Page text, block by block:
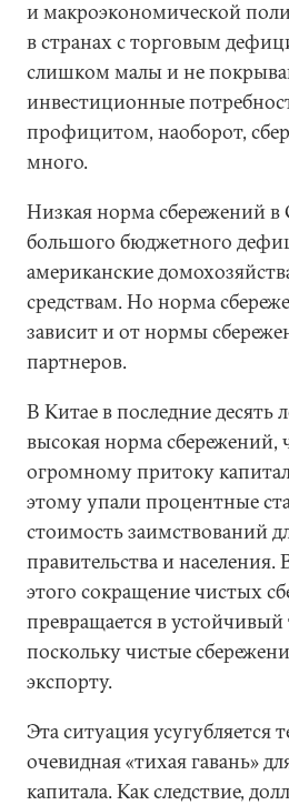
и макроэкономической
в странах с торговым
слишком малы и не
инвестиционные
профицитом, наоборот,
много.
Низкая норма сбережений
большого бюджетного
американские
средствам. Но норма
зависит и от нормы
партнеров.
В Китае в последние десять
высокая норма сбережений,
огромному притоку
этому упали процентные
стоимость заимствований
правительства и
этого сокращение чистых
превращается в
поскольку чистые
экспорту.
Эта ситуация
очевидная «тихая гавань»
капитала. Как следствие,